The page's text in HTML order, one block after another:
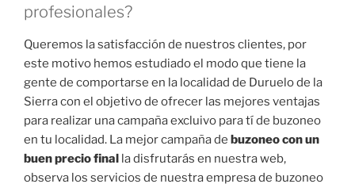
profesionales?
Queremos la satisfacción de nuestros clientes, por
este motivo hemos estudiado el modo que tiene la
gente de comportarse en la localidad de Duruelo de la
Sierra con el objetivo de ofrecer las mejores ventajas
para realizar una campaña excluivo para tí de buzoneo
en tu localidad. La mejor campaña de buzoneo con un
buen precio final la disfrutarás en nuestra web,
observa los servicios de nuestra empresa de buzoneo